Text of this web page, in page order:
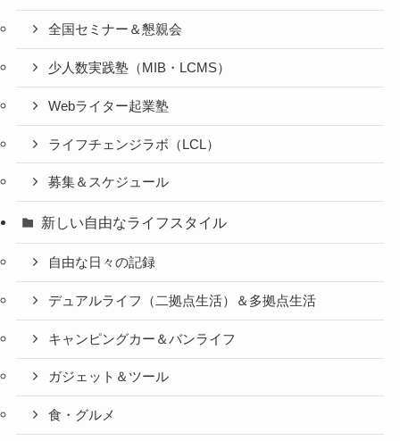
全国セミナー＆懇親会
少人数実践塾（MIB・LCMS）
Webライター起業塾
ライフチェンジラボ（LCL）
募集＆スケジュール
新しい自由なライフスタイル
自由な日々の記録
デュアルライフ（二拠点生活）＆多拠点生活
キャンピングカー＆バンライフ
ガジェット＆ツール
食・グルメ